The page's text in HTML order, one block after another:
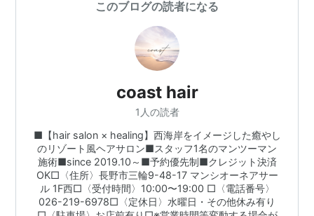
このブログの読者になる
coast hair
1人の読者
■【hair salon × healing】西海岸をイメージした癒やし
のリゾート風ヘアサロン■スタッフ1名のマンツーマン
施術■since 2019.10～■予約優先制■クレジット決済
OK□〈住所〉長野市三輪9-48-17 マンシオーネアサー
ル 1F西□〈受付時間〉10:00〜19:00 □〈電話番号〉
026-219-6978□〈定休日〉水曜日・その他休み有り